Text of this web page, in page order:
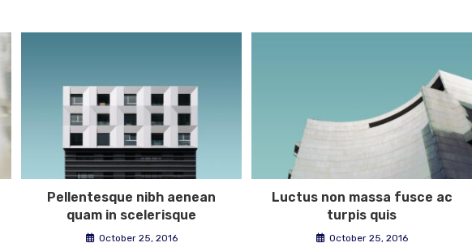
Pellentesque nibh aenean
quam in scelerisque
October 25, 2016
Luctus non massa fusce ac
turpis quis
October 25, 2016